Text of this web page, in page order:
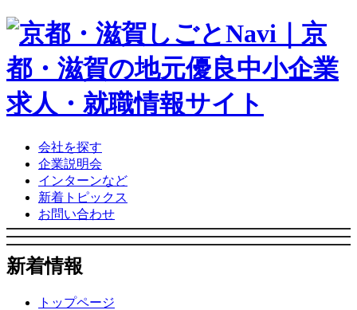
会社を探す
企業説明会
インターンなど
新着トピックス
お問い合わせ
新着情報
トップページ